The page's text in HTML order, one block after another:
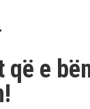
që e